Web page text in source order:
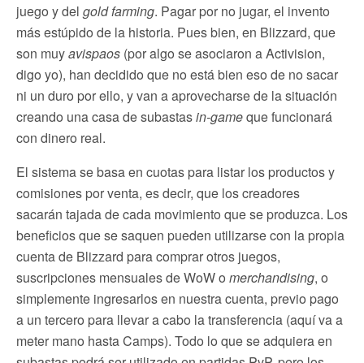
juego y del gold farming. Pagar por no jugar, el invento
más estúpido de la historia. Pues bien, en Blizzard, que
son muyavispaos (por algo se asociaron a Activision,
digo yo), han decidido que no está bien eso de no sacar
ni un duro por ello, y van a aprovecharse de la situación
creando una casa de subastasin-gameque funcionará
con dinero real.
El sistema se basa en cuotas para listar los productos y
comisiones por venta, es decir, que los creadores
sacarán tajada de cada movimiento que se produzca. Los
beneficios que se saquen pueden utilizarse con la propia
cuenta de Blizzard para comprar otros juegos,
suscripciones mensuales de WoW o merchandising, o
simplemente ingresarlos en nuestra cuenta, previo pago
a un tercero para llevar a cabo la transferencia (aquí va a
meter mano hasta Camps). Todo lo que se adquiera en